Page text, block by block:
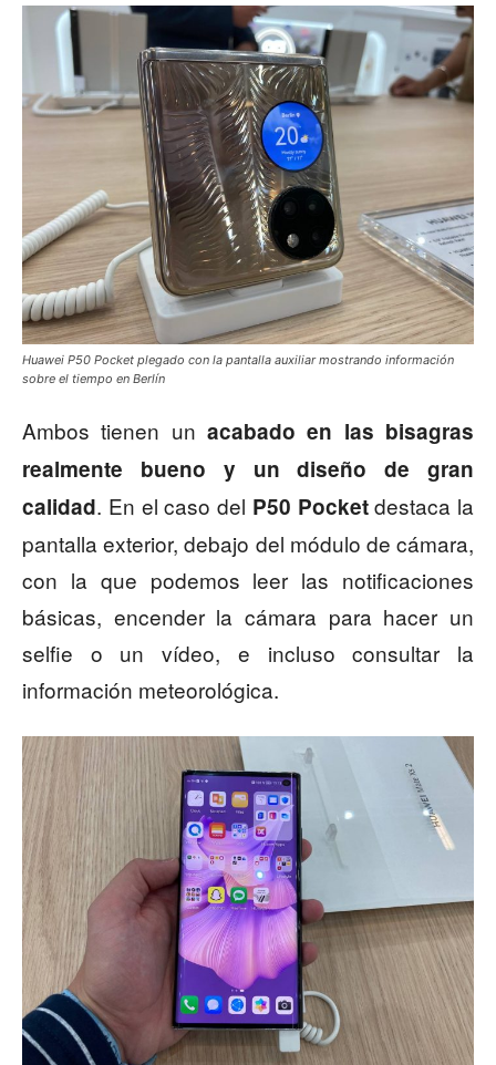
Huawei P50 Pocket plegado con la pantalla auxiliar mostrando información
sobre el tiempo en Berlín
Ambos tienen un acabado en las bisagras
realmente bueno y un diseño de gran
calidad. En el caso del P50 Pocketdestaca la
pantalla exterior, debajo del módulo de cámara,
con la que podemos leer las notificaciones
básicas, encender la cámara para hacer un
selfie o un vídeo, e incluso consultar la
información meteorológica.